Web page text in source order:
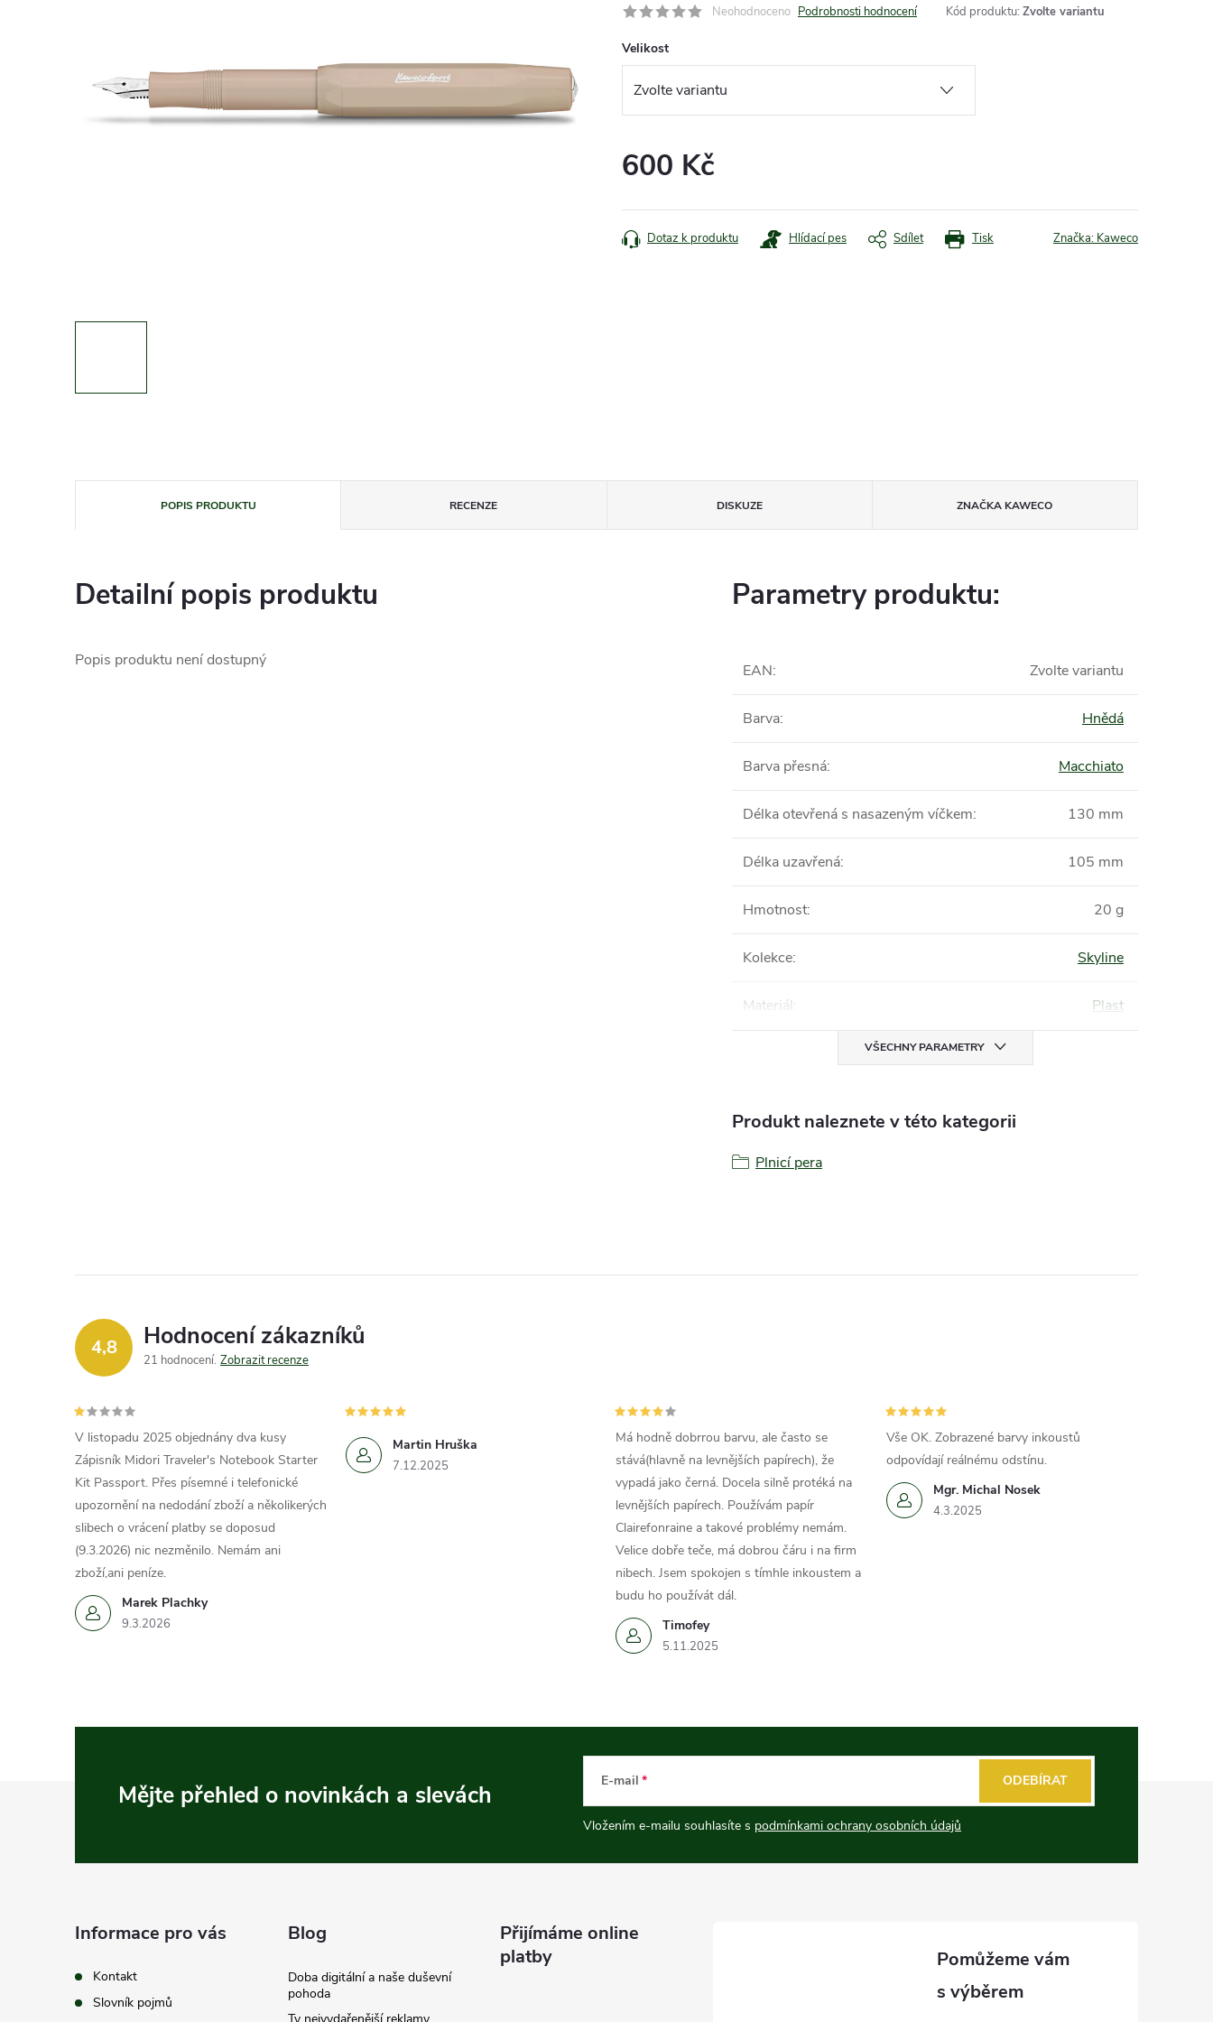
Neohodnoceno Podrobnosti hodnocení Kód produktu: Zvolte variantu
Velikost
600 Kč
cena:
Tisk
Dotaz k produktu Hlídací pes Sdílet Značka: Kaweco
POPIS PRODUKTU RECENZE DISKUZE ZNAČKA KAWECO
Detailní popis produktu
Popis produktu není dostupný
Parametry produktu:
EAN: Zvolte variantu
Barva: Hnědá
Barva přesná: Macchiato
Délka otevřená s nasazeným víčkem: 130 mm
Délka uzavřená: 105 mm
Hmotnost: 20 g
Kolekce: Skyline
Materiál: Plast
VŠECHNY PARAMETRY
Produkt naleznete v této kategorii
Plnicí pera
4,8 Hodnocení zákazníků
21 hodnocení Zobrazit recenze
Marek Plachky
9.3.2026
V listopadu 2025 objednány dva kusy
Zápisník Midori Traveler's Notebook Starter
Kit Passport. Přes písemné i telefonické
upozornění na nedodání zboží a několikerých
slibech o vrácení platby se doposud
(9.3.2026) nic nezměnilo. Nemám ani
zboží,ani peníze.
Martin Hruška
7.12.2025
Timofey
5.11.2025
Má hodně dobrrou barvu, ale často se
stává(hlavně na levnějších papírech), že
vypadá jako černá. Docela silně protéká na
levnějších papírech. Používám papír
Clairefonraine a takové problémy nemám.
Velice dobře teče, má dobrou čáru i na firm
nibech. Jsem spokojen s tímhle inkoustem a
budu ho používát dál.
Mgr. Michal Nosek
4.3.2025
Vše OK. Zobrazené barvy inkoustů
odpovídají reálnému odstínu.
Mějte přehled o novinkách a slevách E-mail
Vložením e-mailu souhlasíte s podmínkami ochrany osobních údajů
ODEBÍRAT
Informace pro vás
Kontakt
Slovník pojmů
Blog
Doba digitální a naše duševní
pohoda
Přijímáme online
platby